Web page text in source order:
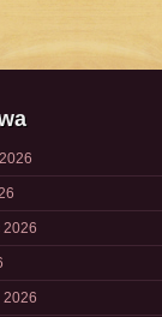
2026
2026